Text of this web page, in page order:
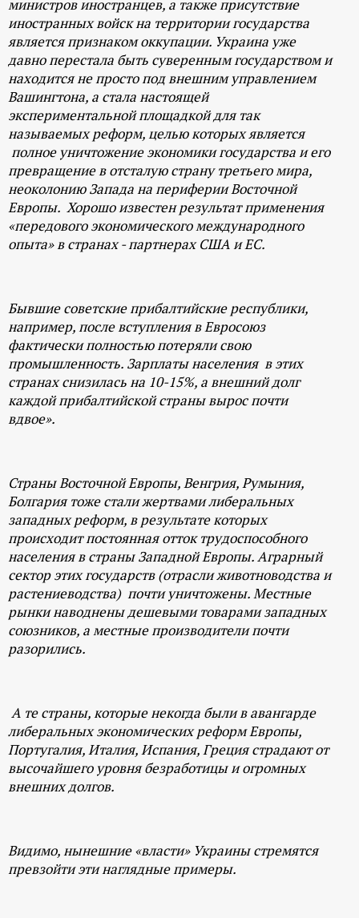
министров иностранцев, а также присутствие
иностранных войск на территории государства
является признаком оккупации. Украина уже
давно перестала быть суверенным государством и
находится не просто под внешним управлением
Вашингтона, а стала настоящей
экспериментальной площадкой для так
называемых реформ, целью которых является
полное уничтожение экономики государства и его
превращение в отсталую страну третьего мира,
неоколонию Запада на периферии Восточной
Европы. Хорошо известен результат применения
«передового экономического международного
опыта» в странах - партнерах США и ЕС.
Бывшие советские прибалтийские республики,
например, после вступления в Евросоюз
фактически полностью потеряли свою
промышленность. Зарплаты населения в этих
странах снизилась на 10-15%, а внешний долг
каждой прибалтийской страны вырос почти
вдвое».
Страны Восточной Европы, Венгрия, Румыния,
Болгария тоже стали жертвами либеральных
западных реформ, в результате которых
происходит постоянная отток трудоспособного
населения в страны Западной Европы. Аграрный
сектор этих государств (отрасли животноводства и
растениеводства) почти уничтожены. Местные
рынки наводнены дешевыми товарами западных
союзников, а местные производители почти
разорились.
А те страны, которые некогда были в авангарде
либеральных экономических реформ Европы,
Португалия, Италия, Испания, Греция страдают от
высочайшего уровня безработицы и огромных
внешних долгов.
Видимо, нынешние «власти» Украины стремятся
превзойти эти наглядные примеры.